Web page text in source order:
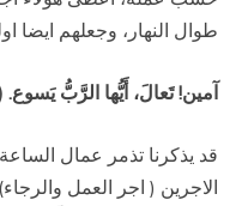
طوال النهار، وجعلهم ايضا
آمين! تَعالَ، أَيُّها الرَّبُّ يَسوع. (رؤ
قد يذكرنا تذمر عمال
الاجرين ( اجر العمل